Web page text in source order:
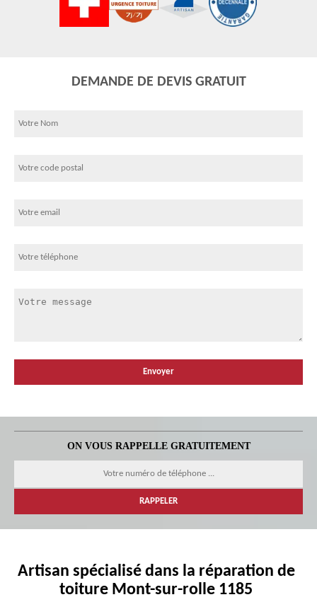
DEMANDE DE DEVIS GRATUIT
ON VOUS RAPPELLE GRATUITEMENT
Artisan spécialisé dans la réparation de
toiture Mont-sur-rolle 1185